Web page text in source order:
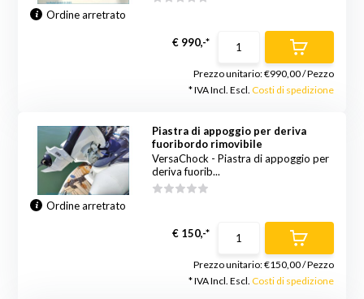
Ordine arretrato
€ 990,-*
Prezzo unitario:€990,00/Pezzo
* IVA Incl. Escl. Costi di spedizione
Piastra di appoggio per deriva
fuoribordo rimovibile
VersaChock - Piastra di appoggio per
deriva fuorib...
Ordine arretrato
€ 150,-*
Prezzo unitario:€150,00/Pezzo
* IVA Incl. Escl. Costi di spedizione